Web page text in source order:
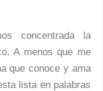
concentrada la
A menos que me
que conoce y ama
lista en palabras